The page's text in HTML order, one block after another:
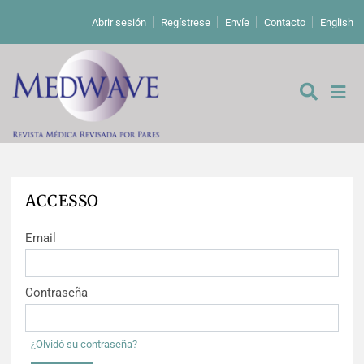
Abrir sesión Regístrese Envíe Contacto English
De los editores
Editoriales
Comentarios
Cartas a los editores
Estudios originales
Estudios cualitativos
Análisis
ACCESSO
Email
Contraseña
¿Olvidó su contraseña?